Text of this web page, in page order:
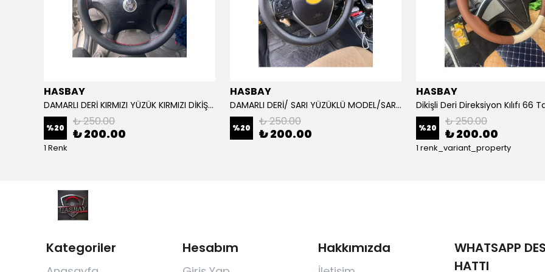
HASBAY
DAMARLI DERİ KIRMIZI YÜZÜK KIRMIZI DİKİŞLİ VW CRAFTER İÇİN İP İĞNE DAHİL
%20 ₺ 250.00
₺ 200.00
1 Renk
HASBAY
DAMARLI DERİ/ SARI YÜZÜKLÜ MODEL/SARI DİKİŞLİ/HIZLI KARGO
%20 ₺ 250.00
₺ 200.00
HASBAY
%20 ₺ 250.00
₺ 200.00
1 renk_variant_property
Kategoriler Hesabım Hakkımızda
WHATSAPP
HATTI